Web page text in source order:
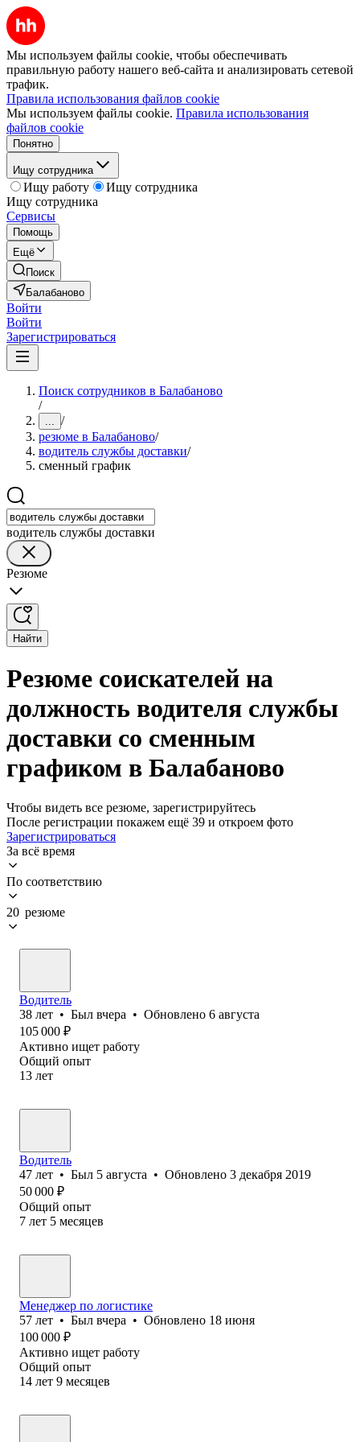
Мы используем файлы cookie, чтобы обеспечивать
правильную работу нашего веб-сайта и анализировать сетевой
трафик.
Правила использования файлов cookie
Мы используем файлы cookie. Правила использования
файлов cookie
Понятно
Ищу сотрудника
Ищу работу
Ищу сотрудника
Ищу сотрудника
Сервисы
Помощь
Ещё
Поиск
Балабаново
Войти
Войти
Зарегистрироваться
Поиск сотрудников в Балабаново
/
... /
резюме в Балабаново/
водитель службы доставки/
сменный график
водитель службы доставки
Резюме
Найти
Резюме соискателей на
должность водителя службы
доставки со сменным
графиком в Балабаново
Чтобы видеть все резюме, зарегистрируйтесь
После регистрации покажем ещё 39 и откроем фото
Зарегистрироваться
За всё время
По соответствию
20 резюме
Водитель
38 лет • Был вчера • Обновлено 6 августа
105 000 ₽
Активно ищет работу
Общий опыт
13 лет
Водитель
47 лет • Был 5 августа • Обновлено 3 декабря 2019
50 000 ₽
Общий опыт
7 лет 5 месяцев
Менеджер по логистике
57 лет • Был вчера • Обновлено 18 июня
100 000 ₽
Активно ищет работу
Общий опыт
14 лет 9 месяцев